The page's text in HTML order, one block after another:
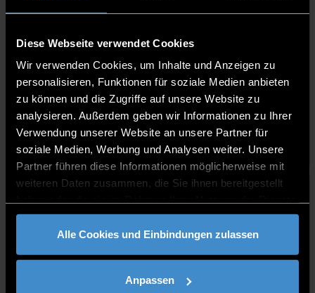
Diese Webseite verwendet Cookies
Wir verwenden Cookies, um Inhalte und Anzeigen zu
personalisieren, Funktionen für soziale Medien anbieten
zu können und die Zugriffe auf unsere Website zu
analysieren. Außerdem geben wir Informationen zu Ihrer
Verwendung unserer Website an unsere Partner für
soziale Medien, Werbung und Analysen weiter. Unsere
Partner führen diese Informationen möglicherweise mit
weiteren Daten zusammen, die Sie ihnen bereitgestellt
gesammelt haben.
Alle Cookies und Einbindungen zulassen
Anpassen
Prof. Joerg Maxzin, Prodekan
Professor